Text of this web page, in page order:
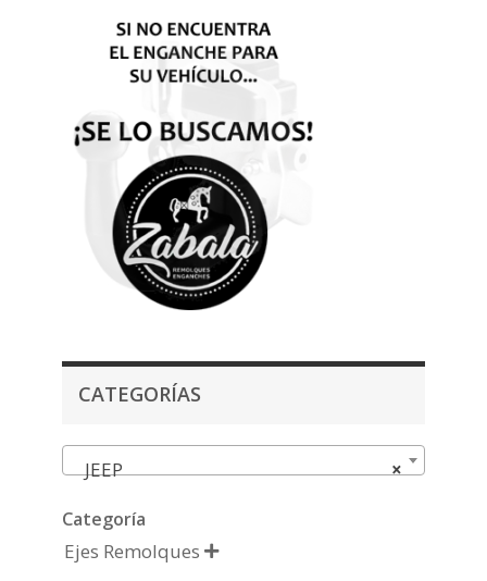
CATEGORÍAS
×
JEEP
Categoría
Ejes Remolques 